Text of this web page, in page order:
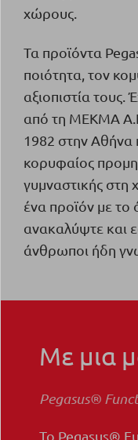
χώρους.
Τα προϊόντα
ποιότητα, τον
αξιοπιστία τους.
από τη ΜΕΚΜΑ
1982 στην Αθήνα
κορυφαίος
γυμναστικής στη
ένα προϊόν με το
ανακαλύψτε και
άνθρωποι ήδη
Με μια
Pegasus®
Το Pegasus®